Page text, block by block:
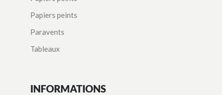
Papiers peints
Paravents
Tableaux
INFORMATIONS